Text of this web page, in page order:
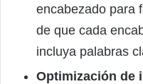
encabezado para
de que cada
incluya palabras
Optimización de